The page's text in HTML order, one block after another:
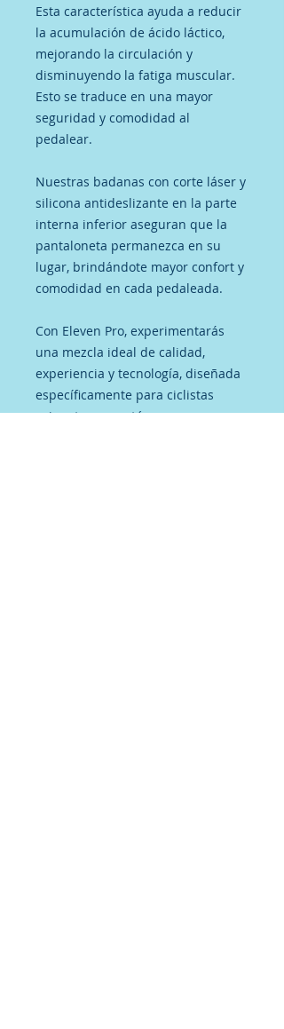
Esta característica ayuda a reducir
la acumulación de ácido láctico,
mejorando la circulación y
disminuyendo la fatiga muscular.
Esto se traduce en una mayor
seguridad y comodidad al
pedalear.
Nuestras badanas con corte láser y
silicona antideslizante en la parte
interna inferior aseguran que la
pantaloneta permanezca en su
lugar, brindándote mayor confort y
comodidad en cada pedaleada.
Con Eleven Pro, experimentarás
una mezcla ideal de calidad,
experiencia y tecnología, diseñada
específicamente para ciclistas
exigentes como tú.